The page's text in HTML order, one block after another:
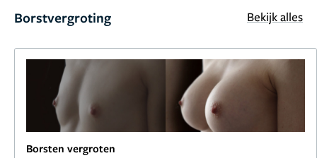
Borstvergroting Bekijk alles
Borsten vergroten